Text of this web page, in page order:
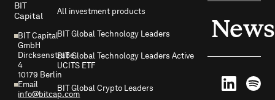
BIT
Capital
BIT Capital
GmbH
Dircksenstraße
4
10179 Berlin
Email
info@bitcap.com
All investment products
BIT Global Technology Leaders
BIT Global Technology Leaders Active
UCITS ETF
BIT Global Crypto Leaders